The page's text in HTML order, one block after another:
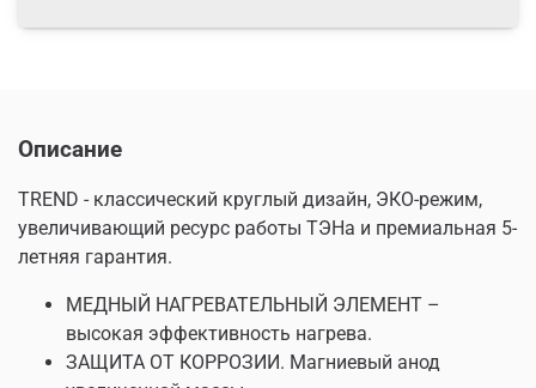
Описание
TREND - классический круглый дизайн, ЭКО-режим,
увеличивающий ресурс работы ТЭНа и премиальная 5-
летняя гарантия.
МЕДНЫЙ НАГРЕВАТЕЛЬНЫЙ ЭЛЕМЕНТ –
высокая эффективность нагрева.
ЗАЩИТА ОТ КОРРОЗИИ. Магниевый анод